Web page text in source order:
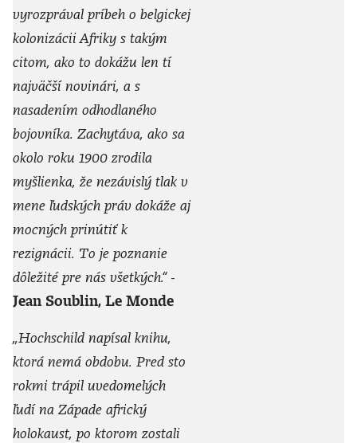
vyrozprával príbeh o belgickej
kolonizácii Afriky s takým
citom, ako to dokážu len tí
najväčší novinári, a s
nasadením odhodlaného
bojovníka. Zachytáva, ako sa
okolo roku 1900 zrodila
myšlienka, že nezávislý tlak v
mene ľudských práv dokáže aj
mocných prinútiť k
rezignácii. To je poznanie
dôležité pre nás všetkých.“-
Jean Soublin, Le Monde
„Hochschild napísal knihu,
ktorá nemá obdobu. Pred sto
rokmi trápil uvedomelých
ľudí na Západe africký
holokaust, po ktorom zostali